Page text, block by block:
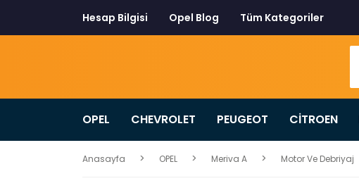
Hesap Bilgisi Opel Blog Tüm Kategoriler
OPEL CHEVROLET PEUGEOT CİTROEN
Anasayfa OPEL Meriva A Motor Ve Debriyaj